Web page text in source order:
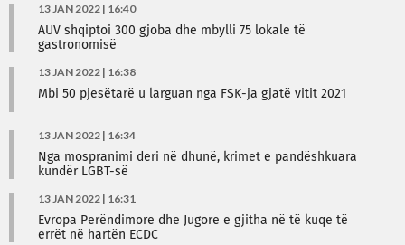
13 JAN 2022 | 16:40
AUV shqiptoi 300 gjoba dhe mbylli 75 lokale të
gastronomisë
13 JAN 2022 | 16:38
Mbi 50 pjesëtarë u larguan nga FSK-ja gjatë vitit 2021
13 JAN 2022 | 16:34
Nga mospranimi deri në dhunë, krimet e pandëshkuara
kundër LGBT-së
13 JAN 2022 | 16:31
Evropa Perëndimore dhe Jugore e gjitha në të kuqe të
errët në hartën ECDC